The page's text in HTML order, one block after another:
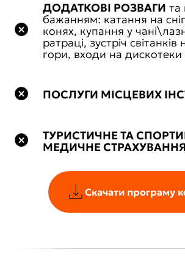
ДОДАТКОВІ РОЗВАГИ та
бажанням: катання на
конях, купання у
ратраці, зустріч
гори, входи на дискотеки
ПОСЛУГИ МІСЦЕВИХ
ТУРИСТИЧНЕ ТА
МЕДИЧНЕ СТРАХУВАННЯ
Скачати програму